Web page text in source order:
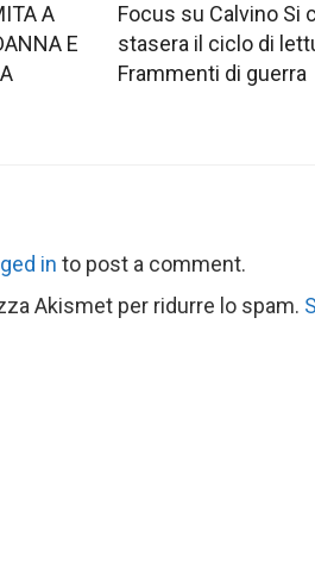
A
E
Focus su Calvino Si
stasera il ciclo di
Frammenti di guerra
in to post a comment.
Akismet per ridurre lo spam.